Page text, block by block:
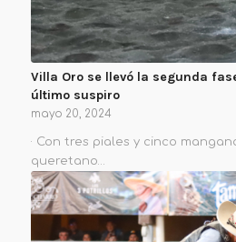
Villa Oro se llevó la segunda
último suspiro
mayo 20, 2024
· Con tres piales y cinco
queretano…